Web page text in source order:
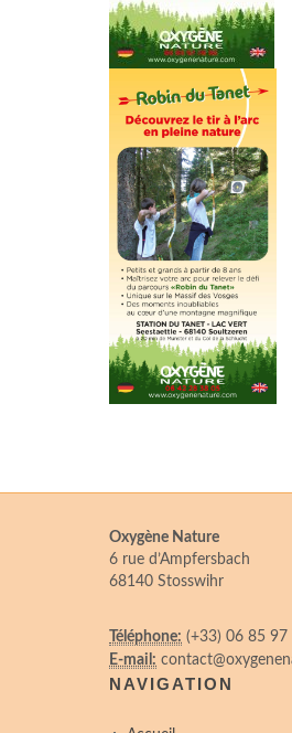
Oxygène Nature
6 rue d’Ampfersbach
68140 Stosswihr
Téléphone: (+33) 06 85 97
E-mail:
NAVIGATION